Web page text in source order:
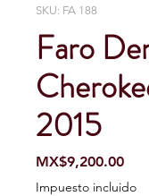
SKU: FA 188
Faro
2015
MX$9,200.00
Impuesto incluido